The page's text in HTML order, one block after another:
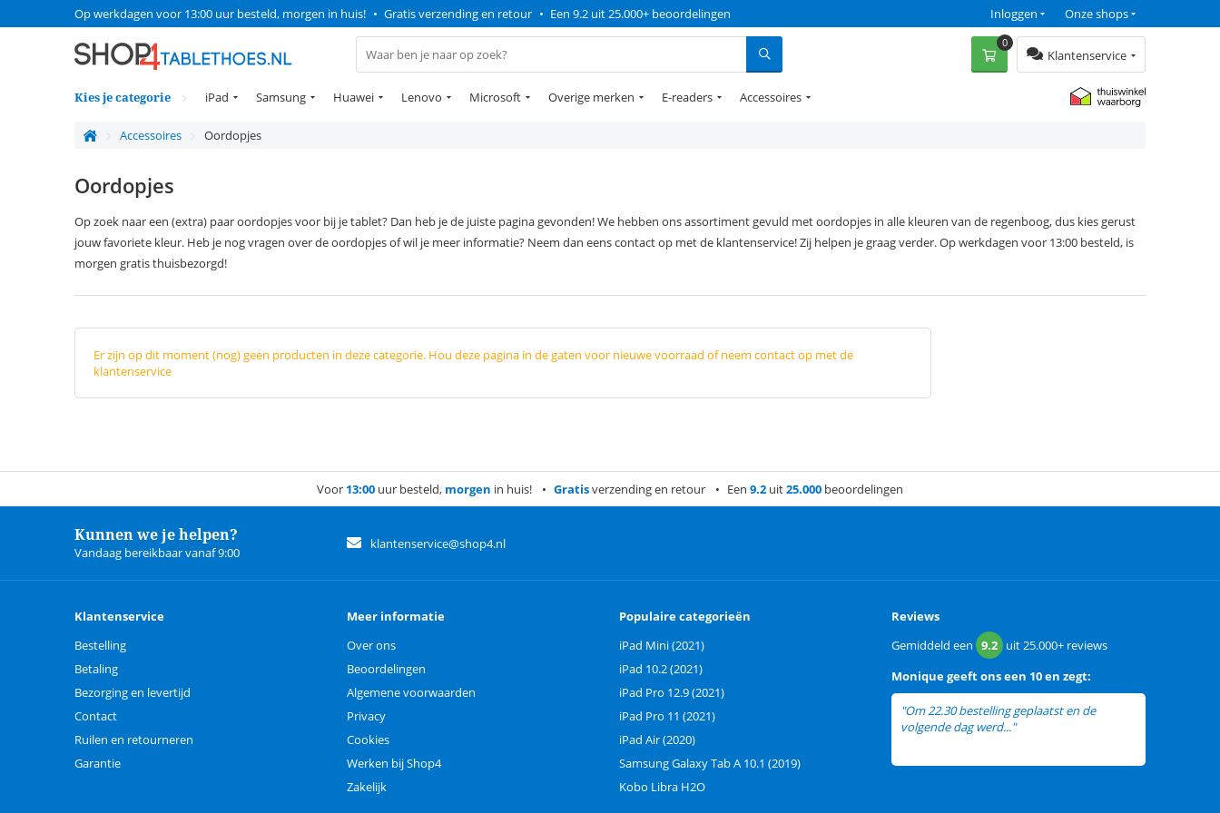
Op werkdagen voor 13:00 uur besteld, morgen in huis! • Gratis verzending en retour • Een 9.2 uit 25.000+ beoordelingen Onze shops
Inloggen
Klantenservice
0
Kies je categorie iPad Samsung Huawei Lenovo Microsoft Overige merken E-readers Accessoires
Accessoires Oordopjes
Oordopjes
Op zoek naar een (extra) paar oordopjes voor bij je tablet? Dan heb je de juiste pagina gevonden! We hebben ons assortiment gevuld met oordopjes in alle kleuren van de regenboog, dus kies gerust
jouw favoriete kleur. Heb je nog vragen over de oordopjes of wil je meer informatie? Neem dan eens contact op met de klantenservice! Zij helpen je graag verder. Op werkdagen voor 13:00 besteld, is
morgen gratis thuisbezorgd!
Er zijn op dit moment (nog) geen producten in deze categorie. Hou deze pagina in de gaten voor nieuwe voorraad of neem contact op met de
klantenservice
Voor 13:00 uur besteld, morgen in huis! Gratisverzending en retour Een 9.2 uit25.000 beoordelingen
Kunnen we je helpen?
Vandaag bereikbaar vanaf 9:00
klantenservice@shop4.nl
Klantenservice
Bestelling
Betaling
Bezorging en levertijd
Contact
Ruilen en retourneren
Garantie
Meer informatie
Over ons
Beoordelingen
Algemene voorwaarden
Privacy
Cookies
Werken bij Shop4
Zakelijk
Populaire categorieën
iPad Mini (2021)
iPad 10.2 (2021)
iPad Pro 12.9 (2021)
iPad Pro 11 (2021)
iPad Air (2020)
Samsung Galaxy Tab A 10.1 (2019)
Kobo Libra H2O
Reviews
Gemiddeld een 9.2 uit25.000+ reviews
Moniquegeeft ons een 10 en zegt:
"Om 22.30 bestelling geplaatst en de
volgende dag werd..."